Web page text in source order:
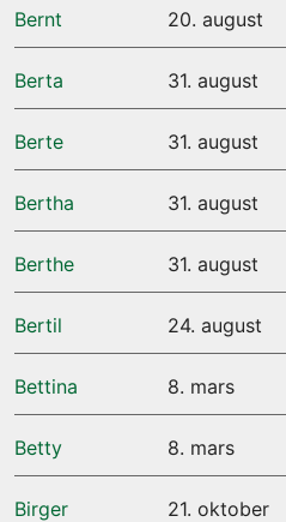
Bernt 20. august
Berta 31. august
Berte 31. august
Bertha 31. august
Berthe 31. august
Bertil 24. august
Bettina 8. mars
Betty 8. mars
Birger 21. oktober